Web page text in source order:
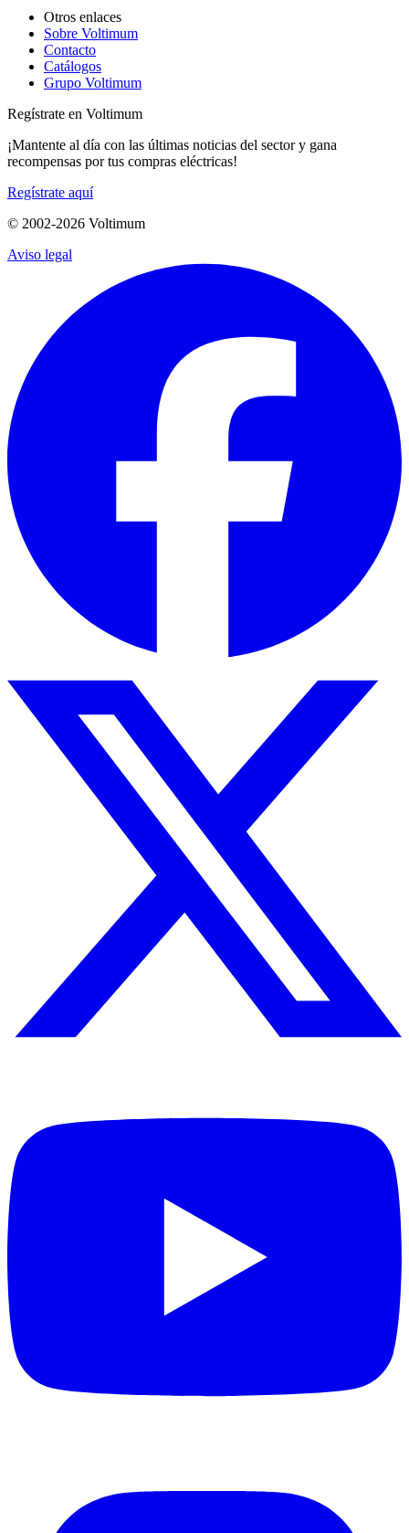
Otros enlaces
Sobre Voltimum
Contacto
Catálogos
Grupo Voltimum
Regístrate en Voltimum
¡Mantente al día con las últimas noticias del sector y gana
recompensas por tus compras eléctricas!
Regístrate aquí
© 2002-2026 Voltimum
Aviso legal